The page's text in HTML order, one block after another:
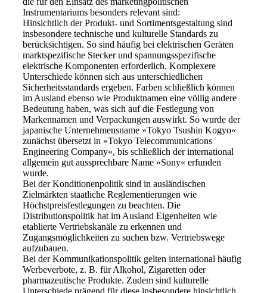
Instrumentariums besonders relevant sind:
Hinsichtlich der Produkt- und Sortimentsgestaltung sind
insbesondere technische und kulturelle Standards zu
berücksichtigen. So sind häufig bei elektrischen Geräten
marktspezifische Stecker und spannungsspezifische
elektrische Komponenten erforderlich. Komplexere
Unterschiede können sich aus unterschiedlichen
Sicherheitsstandards ergeben. Farben schließlich können
im Ausland ebenso wie Produktnamen eine völlig andere
Bedeutung haben, was sich auf die Festlegung von
Markennamen und Verpackungen auswirkt. So wurde der
japanische Unternehmensname »Tokyo Tsushin Kogyo«
zunächst übersetzt in »Tokyo Telecommunications
Engineering Company«, bis schließlich der international
allgemein gut aussprechbare Name »Sony« erfunden
wurde.
Bei der Konditionenpolitik sind in ausländischen
Zielmärkten staatliche Reglementierungen wie
Höchstpreisfestlegungen zu beachten. Die
Distributionspolitik hat im Ausland Eigenheiten wie
etablierte Vertriebskanäle zu erkennen und
Zugangsmöglichkeiten zu suchen bzw. Vertriebswege
aufzubauen.
Bei der Kommunikationspolitik gelten international häufig
Werbeverbote, z. B. für Alkohol, Zigaretten oder
pharmazeutische Produkte. Zudem sind kulturelle
Unterschiede prägend für diese insbesondere hinsichtlich